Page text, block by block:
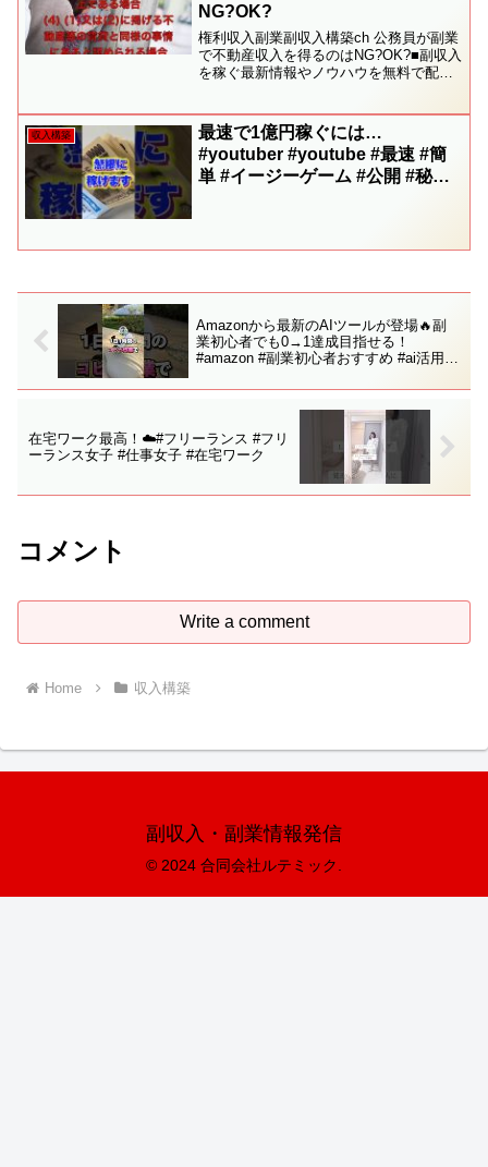
NG?OK?
権利収入副業副収入構築ch 公務員が副業
で不動産収入を得るのはNG?OK?■副収入
を稼ぐ最新情報やノウハウを無料で配信
から→ LINE ID検索は→【@kkt3...
収入構築
最速で1億円稼ぐには…
#youtuber #youtube #最速 #簡
単 #イージーゲーム #公開 #秘密
Amazonから最新のAIツールが登場🔥副
業初心者でも0→1達成目指せる！
#amazon #副業初心者おすすめ #ai活用 #
在宅ワーク最高！☁️#フリーランス #フリ
ーランス女子 #仕事女子 #在宅ワーク
コメント
Write a comment
Home 収入構築
副収入・副業情報発信
© 2024 合同会社ルテミック.